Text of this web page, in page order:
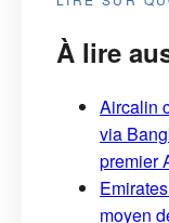
À lire
Aircalin
via
premier
moyen